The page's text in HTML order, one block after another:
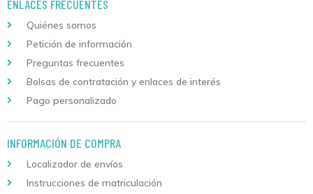
ENLACES FRECUENTES
Quiénes somos
Petición de información
Preguntas frecuentes
Bolsas de contratación y enlaces de interés
Pago personalizado
INFORMACIÓN DE COMPRA
Localizador de envíos
Instrucciones de matriculación